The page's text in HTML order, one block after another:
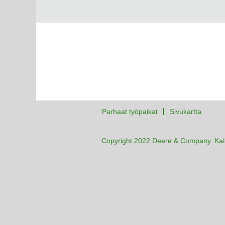
Parhaat työpaikat Sivukartta
Copyright 2022 Deere & Company.